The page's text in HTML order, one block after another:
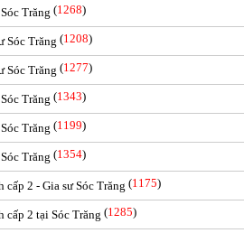
Trăng (1268)
Sóc Trăng (1208)
Sóc Trăng (1277)
Trăng (1343)
Trăng (1199)
Trăng (1354)
2 - Gia sư Sóc Trăng (1175)
cấp 2 tại Sóc Trăng (1285)